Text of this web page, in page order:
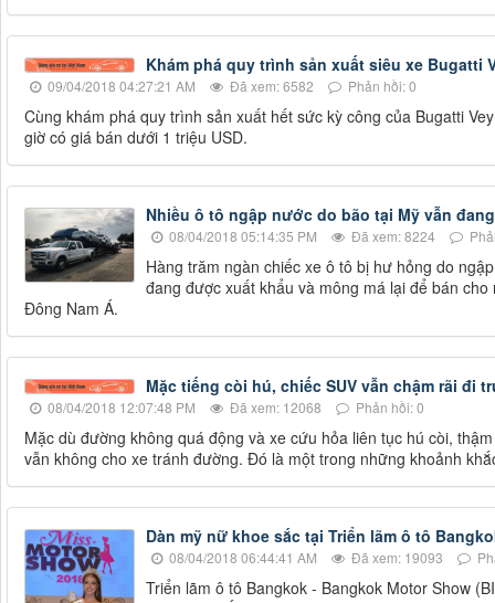
Khám phá quy trình sản xuất siêu xe Bugatti
09/04/2018 04:27:21 AM Đã xem: 6582 Phản hồi: 0
Cùng khám phá quy trình sản xuất hết sức kỳ công của Bugatti
giờ có giá bán dưới 1 triệu USD.
Nhiều ô tô ngập nước do bão tại Mỹ vẫn
08/04/2018 05:14:35 PM Đã xem: 8224
Hàng trăm ngàn chiếc xe ô tô bị hư hỏng do
đang được xuất khẩu và mông má lại để bán
Đông Nam Á.
Mặc tiếng còi hú, chiếc SUV vẫn chậm rãi đi
08/04/2018 12:07:48 PM Đã xem: 12068 Phản hồi: 0
Mặc dù đường không quá động và xe cứu hỏa liên tục hú còi,
vẫn không cho xe tránh đường. Đó là một trong những khoảnh
Dàn mỹ nữ khoe sắc tại Triển lãm ô tô
08/04/2018 06:44:41 AM Đã xem: 19093
Triển lãm ô tô Bangkok - Bangkok Motor Show